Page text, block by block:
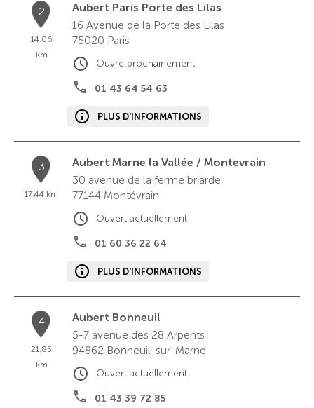
2
14.06
km
Aubert Paris Porte des Lilas
16 Avenue de la Porte des Lilas
75020 Paris
01 43 64 54 63
Ouvre prochainement
PLUS D'INFORMATIONS
3
17.44 km
Aubert Marne la Vallée / Montevrain
30 avenue de la ferme briarde
77144 Montévrain
01 60 36 22 64
Ouvert actuellement
PLUS D'INFORMATIONS
4
21.85
km
Aubert Bonneuil
5-7 avenue des 28 Arpents
94862 Bonneuil-sur-Marne
01 43 39 72 85
Ouvert actuellement